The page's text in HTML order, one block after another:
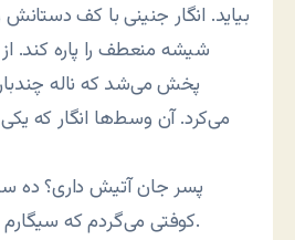
بیاید. انگار جنینی با کف
شیشه منعطف را پاره کند.
پخش می‌شد که ناله
می‌کرد. آن وسط‌ها انگار که
کوفتی می‌گردم که سیگارم رو باهاش روشن کنم.